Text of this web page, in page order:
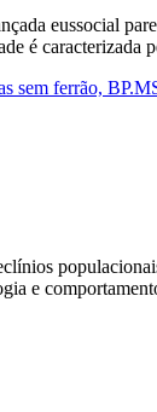
eussocial
é
sem ferrão,
e